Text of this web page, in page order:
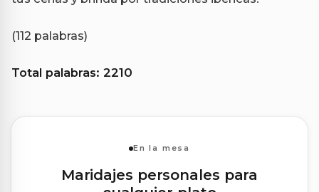
(112 palabras)
Total palabras: 2210
En la mesa
Maridajes personales para